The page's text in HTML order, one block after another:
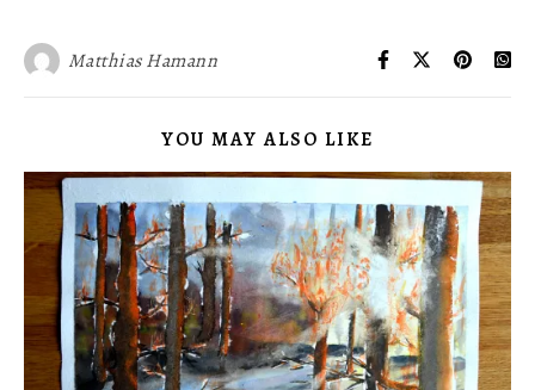
Matthias Hamann
YOU MAY ALSO LIKE